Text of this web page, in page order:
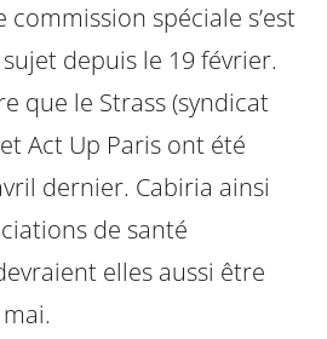
commission spéciale s’est
depuis le 19 février.
que le Strass (syndicat
Act Up Paris ont été
dernier. Cabiria ainsi
de santé
elles aussi être